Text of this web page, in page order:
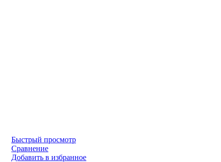
Быстрый просмотр
Сравнение
Добавить в избранное